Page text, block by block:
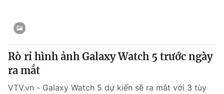
Rò rỉ hình ảnh Galaxy Watch 5 trước ngày
ra mắt
VTV.vn - Galaxy Watch 5 dự kiến sẽ ra mắt với 3 tùy